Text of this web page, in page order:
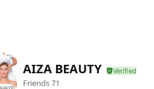
AIZA BEAUTY
Friends71